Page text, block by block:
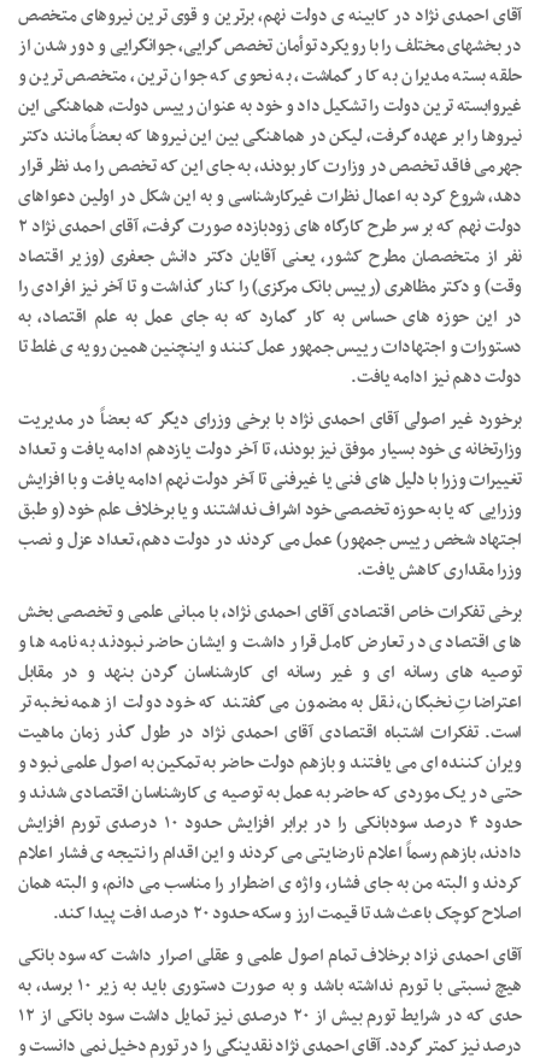
آقای احمدی نژاد در کابینه ی دولت نهم، برترین و قوی ترین نیروهای متخصص
در بخشهای مختلف را با رویکرد توأمان تخصص گرایی، جوانگرایی و دور شدن از
حلقه بسته مدیران به کار گماشت، به نحوی که جوان ترین، متخصص ترین و
غیروابسته ترین دولت را تشکیل داد و خود به عنوان رییس دولت، هماهنگی این
نیروها را بر عهده گرفت، لیکن در هماهنگی بین این نیروها که بعضاً مانند دکتر
جهرمی فاقد تخصص در وزارت کار بودند، به جای این که تخصص را مد نظر قرار
دهد، شروع کرد به اعمال نظرات غیرکارشناسی و به این شکل در اولین دعواهای
دولت نهم که بر سر طرح کارگاه های زودبازده صورت گرفت، آقای احمدی نژاد ۲
نفر از متخصصان مطرح کشور، یعنی آقایان دکتر دانش جعفری (وزیر اقتصاد
وقت) و دکتر مظاهری (رییس بانک مرکزی) را کنار گذاشت و تا آخر نیز افرادی را
در این حوزه های حساس به کار گمارد که به جای عمل به علم اقتصاد، به
دستورات و اجتهادات رییس جمهور عمل کنند و اینچنین همین رویه ی غلط تا
دولت دهم نیز ادامه یافت.
برخورد غیر اصولی آقای احمدی نژاد با برخی وزرای دیگر که بعضاً در مدیریت
وزارتخانه ی خود بسیار موفق نیز بودند، تا آخر دولت یازدهم ادامه یافت و تعداد
تغییرات وزرا با دلیل های فنی یا غیرفنی تا آخر دولت نهم ادامه یافت و با افزایش
وزرایی که یا به حوزه تخصصی خود اشراف نداشتند و یا برخلاف علم خود (و طبق
اجتهاد شخص رییس جمهور) عمل می کردند در دولت دهم، تعداد عزل و نصب
وزرا مقداری کاهش یافت.
برخی تفکرات خاص اقتصادی آقای احمدی نژاد، با مبانی علمی و تخصصی بخش
های اقتصادی در تعارض کامل قرار داشت و ایشان حاضر نبودند به نامه ها و
توصیه های رسانه ای و غیر رسانه ای کارشناسان گردن بنهد و در مقابل
اعتراضاتِ نخبگان، نقل به مضمون می گفتند که خود دولت از همه نخبه تر
است. تفکرات اشتباه اقتصادی آقای احمدی نژاد در طول گذر زمان ماهیت
ویران کننده ای می یافتند و بازهم دولت حاضر به تمکین به اصول علمی نبود و
حتی در یک موردی که حاضر به عمل به توصیه ی کارشناسان اقتصادی شدند و
حدود ۴ درصد سودبانکی را در برابر افزایش حدود ۱۰ درصدی تورم افزایش
دادند، بازهم رسماً اعلام نارضایتی می کردند و این اقدام را نتیجه ی فشار اعلام
کردند و البته من به جای فشار، واژه ی اضطرار را مناسب می دانم، و البته همان
اصلاح کوچک باعث شد تا قیمت ارز و سکه حدود ۲۰ درصد افت پیدا کند.
آقای احمدی نزاد برخلاف تمام اصول علمی و عقلی اصرار داشت که سود بانکی
هیچ نسبتی با تورم نداشته باشد و به صورت دستوری باید به زیر ۱۰ برسد، به
حدی که در شرایط تورم بیش از ۲۰ درصدی نیز تمایل داشت سود بانکی از ۱۲
درصد نیز کمتر گردد. آقای احمدی نژاد نقدینگی را در تورم دخیل نمی دانست و